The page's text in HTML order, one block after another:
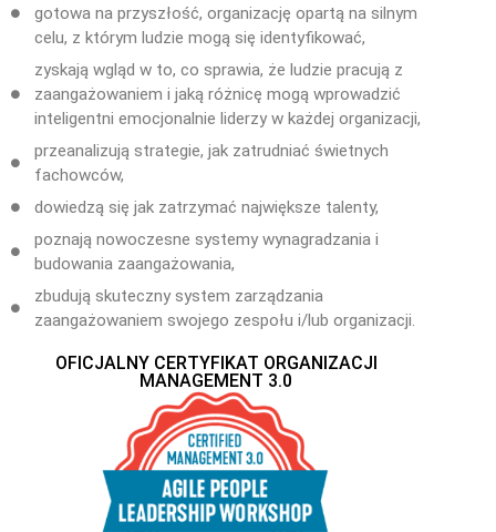
gotowa na przyszłość, organizację opartą na silnym
celu, z którym ludzie mogą się identyfikować,
zyskają wgląd w to, co sprawia, że ludzie pracują z
zaangażowaniem i jaką różnicę mogą wprowadzić
inteligentni emocjonalnie liderzy w każdej organizacji,
przeanalizują strategie, jak zatrudniać świetnych
fachowców,
dowiedzą się jak zatrzymać największe talenty,
poznają nowoczesne systemy wynagradzania i
budowania zaangażowania,
zbudują skuteczny system zarządzania
zaangażowaniem swojego zespołu i/lub organizacji.
OFICJALNY CERTYFIKAT ORGANIZACJI
MANAGEMENT 3.0